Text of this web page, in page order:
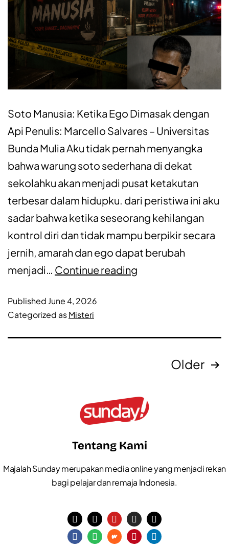
Soto Manusia: Ketika Ego Dimasak dengan
Api Penulis: Marcello Salvares – Universitas
Bunda Mulia Aku tidak pernah menyangka
bahwa warung soto sederhana di dekat
sekolahku akan menjadi pusat ketakutan
terbesar dalam hidupku. dari peristiwa ini aku
sadar bahwa ketika seseorang kehilangan
kontrol diri dan tidak mampu berpikir secara
jernih, amarah dan ego dapat berubah
menjadi… Continue reading
Published June 4, 2026
Categorized asMisteri
Older
Tentang Kami
Majalah Sunday merupakan media online yang menjadi rekan
bagi pelajar dan remaja Indonesia.